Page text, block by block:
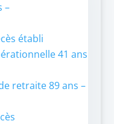
–
établi
41 ans
retraite 89 ans –